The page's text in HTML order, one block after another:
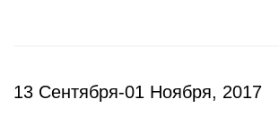
13 Сентября-01 Ноября, 2017